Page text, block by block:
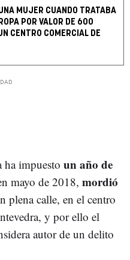
MUJER CUANDO TRATABA
POR VALOR DE 600
CENTRO COMERCIAL DE
ha impuesto un año de
mayo de 2018, mordió
plena calle, en el centro
y por ello el
autor de un delito